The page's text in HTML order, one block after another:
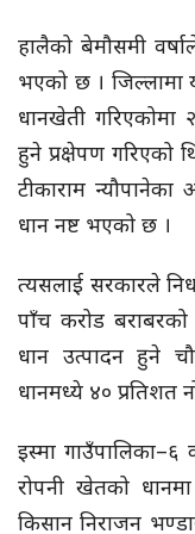
हालैको बेमौसमी
भएको छ । जिल्लामा
धानखेती गरिएकोमा
हुने प्रक्षेपण गरिएको
टीकाराम
धान नष्ट भएको छ ।
त्यसलाई सरकारले
पाँच करोड
धान उत्पादन हुने
धानमध्ये ४० प्रतिशत
इस्मा
रोपनी खेतको
किसान निराजन